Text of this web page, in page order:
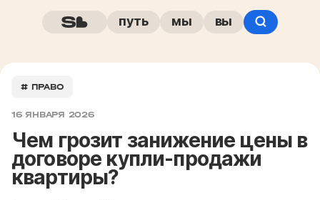
путь мы вы
# ПРАВО
16 ЯНВАРЯ 2026
Чем грозит занижение цены в
договоре купли-продажи
квартиры?